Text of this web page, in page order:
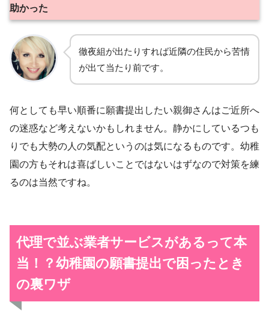
助かった
徹夜組が出たりすれば近隣の住民から苦情
が出て当たり前です。
何としても早い順番に願書提出したい親御さんはご近所へ
の迷惑など考えないかもしれません。静かにしているつも
りでも大勢の人の気配というのは気になるものです。幼稚
園の方もそれは喜ばしいことではないはずなので対策を練
るのは当然ですね。
代理で並ぶ業者サービスがあるって本
当！？幼稚園の願書提出で困ったとき
の裏ワザ